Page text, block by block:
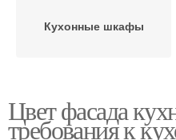
Кухонные шкафы
Деревянные фасады
Цвет фасада
требования к